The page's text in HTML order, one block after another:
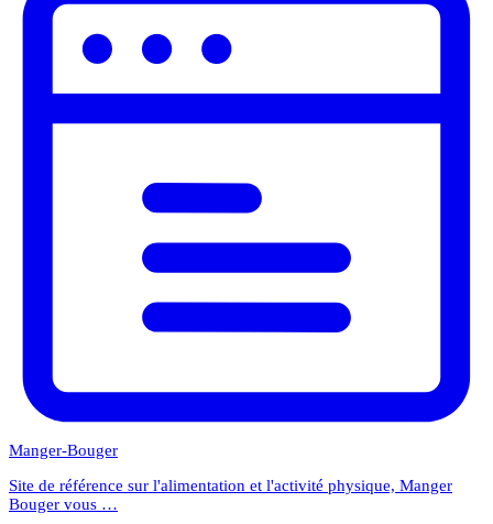
Manger-Bouger
Site de référence sur l'alimentation et l'activité physique, Manger
Bouger vous …